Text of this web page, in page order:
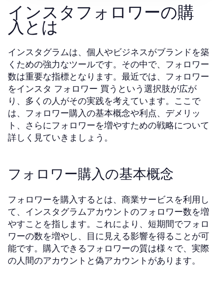
インスタフォロワーの購
入とは
インスタグラムは、個人やビジネスがブランドを築
くための強力なツールです。その中で、フォロワー
数は重要な指標となります。最近では、フォロワー
をインスタ フォロワー 買う という選択肢が広が
り、多くの人がその実践を考えています。ここで
は、フォロワー購入の基本概念や利点、デメリッ
ト、さらにフォロワーを増やすための戦略について
詳しく見ていきましょう。
フォロワー購入の基本概念
フォロワーを購入するとは、商業サービスを利用し
て、インスタグラムアカウントのフォロワー数を増
やすことを指します。これにより、短期間でフォロ
ワーの数を増やし、目に見える影響を得ることが可
能です。購入できるフォロワーの質は様々で、実際
の人間のアカウントと偽アカウントがあります。